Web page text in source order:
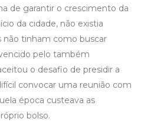
de garantir o crescimento da
da cidade, não existia
tinham como buscar
pelo também
o desafio de presidir a
convocar uma reunião com
época custeava as
bolso.